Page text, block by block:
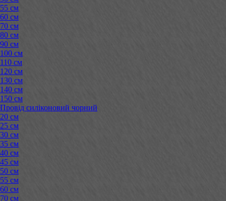
55 см
60 см
70 см
80 см
90 см
100 см
110 см
120 см
130 см
140 см
150 см
Провід силіконовий чорний
20 см
25 см
30 см
35 см
40 см
45 см
50 см
55 см
60 см
70 см